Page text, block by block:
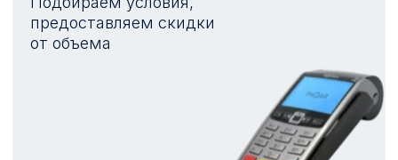
предоставляем скидки
от объема